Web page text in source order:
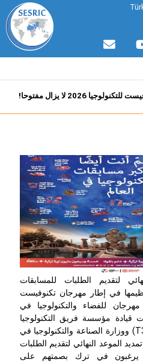
لا يزال مفتوحا!
لتقديم الطلبات للمسابقات
في إطار مهرجان تكنوفيست
للفضاء والتكنولوجيا في
قيادة مؤسسة فريق التكنولوجيا
ووزارة الصناعة والتكنولوجيا في
الموعد النهائي لتقديم الطلبات
يرغبون في ترك بصمتهم على